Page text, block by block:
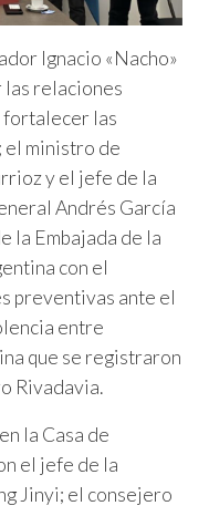
Ignacio «Nacho»
relaciones
fortalecer las
el ministro de
y el jefe de la
Andrés García
la Embajada de la
con el
preventivas ante el
entre
que se registraron
Rivadavia.
la Casa de
el jefe de la
Jinyi; el consejero